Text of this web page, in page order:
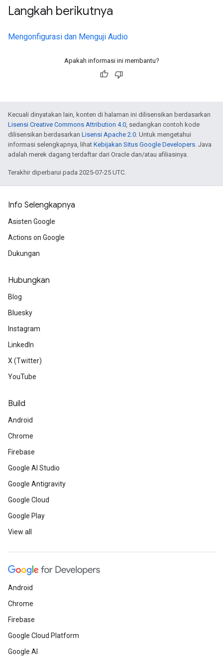
Langkah berikutnya
Mengonfigurasi dan Menguji Audio
Apakah informasi ini membantu?
Kecuali dinyatakan lain, konten di halaman ini dilisensikan berdasarkan
Lisensi Creative Commons Attribution 4.0, sedangkan contoh kode
dilisensikan berdasarkan Lisensi Apache 2.0. Untuk mengetahui
informasi selengkapnya, lihat Kebijakan Situs Google Developers. Java
adalah merek dagang terdaftar dari Oracle dan/atau afiliasinya.
Terakhir diperbarui pada 2025-07-25 UTC.
Info Selengkapnya
Asisten Google
Actions on Google
Dukungan
Hubungkan
Blog
Bluesky
Instagram
LinkedIn
X (Twitter)
YouTube
Build
Android
Chrome
Firebase
Google AI Studio
Google Antigravity
Google Cloud
Google Play
View all
Android
Chrome
Firebase
Google Cloud Platform
Google AI